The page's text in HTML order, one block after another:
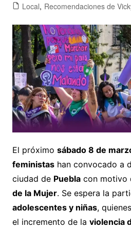
Local, Recomendaciones de
El próximo sábado 8 de
feministashan convocado a
ciudad de Pueblacon motivo
de la Mujer. Se espera la
adolescentes y niñas,
el incremento de la violencia